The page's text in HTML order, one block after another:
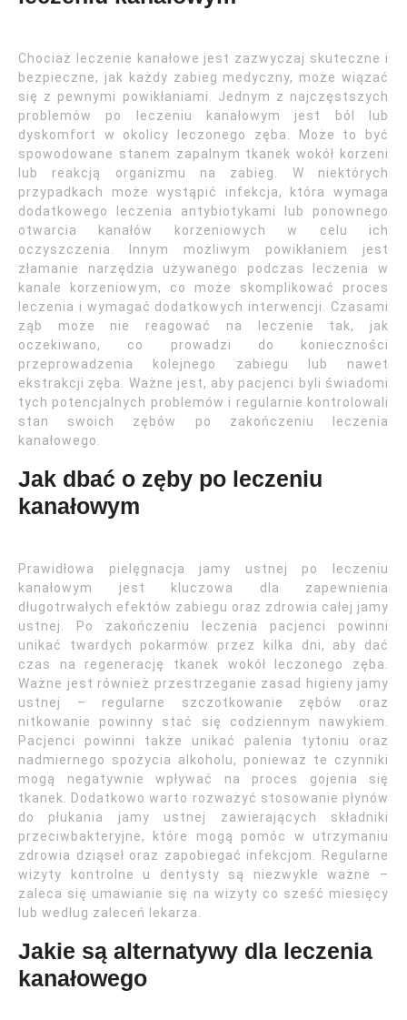
Chociaż leczenie kanałowe jest zazwyczaj skuteczne i
bezpieczne, jak każdy zabieg medyczny, może wiązać
się z pewnymi powikłaniami. Jednym z najczęstszych
problemów po leczeniu kanałowym jest ból lub
dyskomfort w okolicy leczonego zęba. Może to być
spowodowane stanem zapalnym tkanek wokół korzeni
lub reakcją organizmu na zabieg. W niektórych
przypadkach może wystąpić infekcja, która wymaga
dodatkowego leczenia antybiotykami lub ponownego
otwarcia kanałów korzeniowych w celu ich
oczyszczenia. Innym możliwym powikłaniem jest
złamanie narzędzia używanego podczas leczenia w
kanale korzeniowym, co może skomplikować proces
leczenia i wymagać dodatkowych interwencji. Czasami
ząb może nie reagować na leczenie tak, jak
oczekiwano, co prowadzi do konieczności
przeprowadzenia kolejnego zabiegu lub nawet
ekstrakcji zęba. Ważne jest, aby pacjenci byli świadomi
tych potencjalnych problemów i regularnie kontrolowali
stan swoich zębów po zakończeniu leczenia
kanałowego.
Jak dbać o zęby po leczeniu
kanałowym
Prawidłowa pielęgnacja jamy ustnej po leczeniu
kanałowym jest kluczowa dla zapewnienia
długotrwałych efektów zabiegu oraz zdrowia całej jamy
ustnej. Po zakończeniu leczenia pacjenci powinni
unikać twardych pokarmów przez kilka dni, aby dać
czas na regenerację tkanek wokół leczonego zęba.
Ważne jest również przestrzeganie zasad higieny jamy
ustnej – regularne szczotkowanie zębów oraz
nitkowanie powinny stać się codziennym nawykiem.
Pacjenci powinni także unikać palenia tytoniu oraz
nadmiernego spożycia alkoholu, ponieważ te czynniki
mogą negatywnie wpływać na proces gojenia się
tkanek. Dodatkowo warto rozważyć stosowanie płynów
do płukania jamy ustnej zawierających składniki
przeciwbakteryjne, które mogą pomóc w utrzymaniu
zdrowia dziąseł oraz zapobiegać infekcjom. Regularne
wizyty kontrolne u dentysty są niezwykle ważne –
zaleca się umawianie się na wizyty co sześć miesięcy
lub według zaleceń lekarza.
Jakie są alternatywy dla leczenia
kanałowego